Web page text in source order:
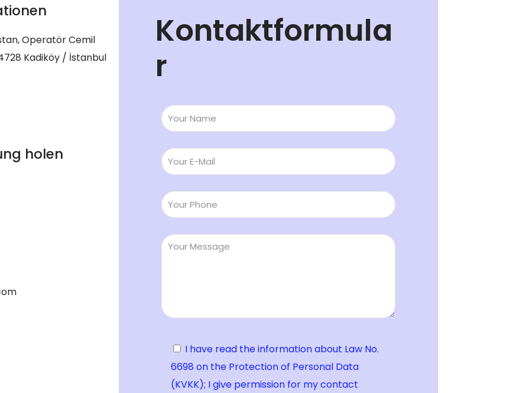
Operatör Cemil
Kadiköy / İstanbul
holen
Kontaktformula
r
I have read the information about Law No.
6698 on the Protection of Personal Data
(KVKK); I give permission for my contact